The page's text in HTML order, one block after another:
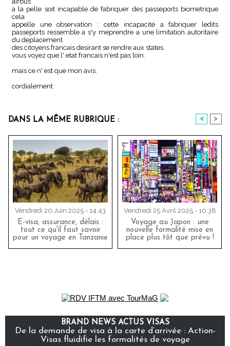
a la pelle soit incapable de fabriquer des passeports biometrique
cela
appelle une observation : cette incapacité a fabriquer ledits
passeports ressemble a s'y meprendre a une limitation autoritaire
du deplacement
des citoyens francais desirant se rendre aux states.
vous voyez que l' etat francais n'est pas loin.
mais ce n' est que mon avis.
cordialement
DANS LA MÊME RUBRIQUE : < >
Vendredi 20 Juin 2025 - 14:43
E-visa, assurance, délais :
tout ce qu'il faut savoir
pour un voyage en Tanzanie
Vendredi 25 Avril 2025 - 10:38
Voyage au Japon : une
nouvelle formalité mise en
place plus tôt que prévu !
BRAND NEWS ACTUS VISAS
De la demande de visa à la carte d’arrivée : Action-
Visas fluidifie les formalités de voyage